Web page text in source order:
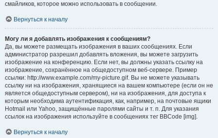
смайликов, которое можно использовать в сообщении.
Вернуться к началу
Могу ли я добавлять изображения к сообщениям?
Да, вы можете размещать изображения в ваших сообщениях. Если
администратор разрешил добавлять вложения, вы можете загрузить
изображение на конференцию. Если нет, вы должны указать ссылку на
изображение, сохранённое на общедоступном веб-сервере. Пример
ссылки: http://www.example.com/my-picture.gif. Вы не можете указывать
ссылку ни на изображения, хранящиеся на вашем компьютере (если он не
является общедоступным сервером), ни на изображения, для доступа к
которым необходима аутентификация, как, например, на почтовые ящики
Hotmail или Yahoo, защищённые паролями сайты и т. п. Для указания
ссылок на изображения используйте в сообщениях тег BBCode [img].
Вернуться к началу